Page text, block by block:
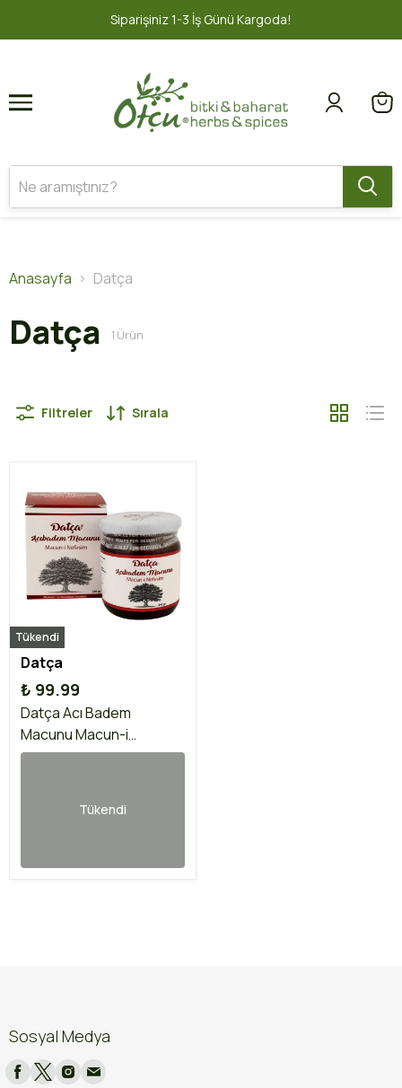
Siparişiniz 1-3 İş Günü Kargoda!
1 2
Anasayfa Datça
Datça 1 Ürün
Filtreler Sırala
Tükendi
Datça
₺ 99.99
Datça Acı Badem
Macunu Macun-i
Nefesim 240 gr
Tükendi
Sosyal Medya